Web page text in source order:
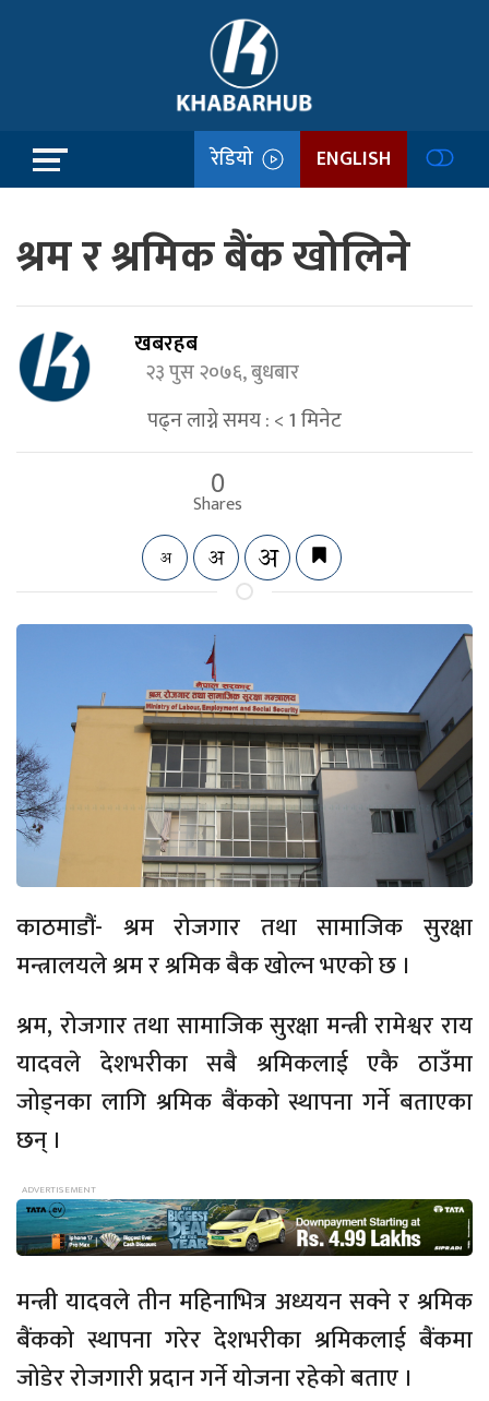
रेडियो ENGLISH
श्रम र श्रमिक बैंक खोलिने
खबरहब
२३ पुस २०७६, बुधबार
पढ्न लाग्ने समय :< 1मिनेट
0
Shares
काठमाडौं- श्रम रोजगार तथा सामाजिक सुरक्षा
मन्त्रालयले श्रम र श्रमिक बैक खोल्न भएको छ ।
श्रम, रोजगार तथा सामाजिक सुरक्षा मन्त्री रामेश्वर राय
यादवले देशभरीका सबै श्रमिकलाई एकै ठाउँमा
जोड्नका लागि श्रमिक बैंकको स्थापना गर्ने बताएका
छन् ।
मन्त्री यादवले तीन महिनाभित्र अध्ययन सक्ने र श्रमिक
बैंकको स्थापना गरेर देशभरीका श्रमिकलाई बैंकमा
जोडेर रोजगारी प्रदान गर्ने योजना रहेको बताए ।